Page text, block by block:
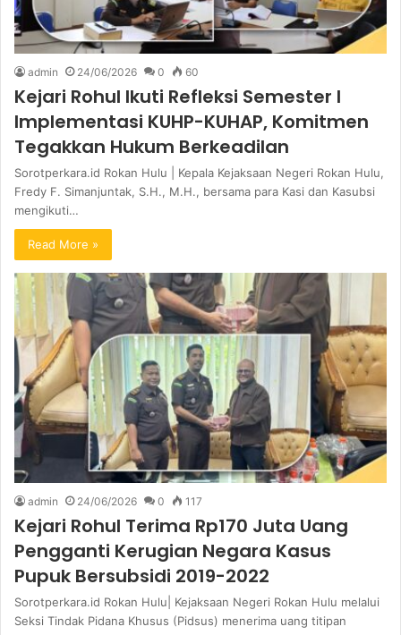
admin 24/06/2026 0 60
Kejari Rohul Ikuti Refleksi Semester I
Implementasi KUHP-KUHAP, Komitmen
Tegakkan Hukum Berkeadilan
Sorotperkara.id Rokan Hulu | Kepala Kejaksaan Negeri Rokan Hulu,
Fredy F. Simanjuntak, S.H., M.H., bersama para Kasi dan Kasubsi
mengikuti…
Read More »
admin 24/06/2026 0 117
Kejari Rohul Terima Rp170 Juta Uang
Pengganti Kerugian Negara Kasus
Pupuk Bersubsidi 2019-2022
Sorotperkara.id Rokan Hulu| Kejaksaan Negeri Rokan Hulu melalui
Seksi Tindak Pidana Khusus (Pidsus) menerima uang titipan